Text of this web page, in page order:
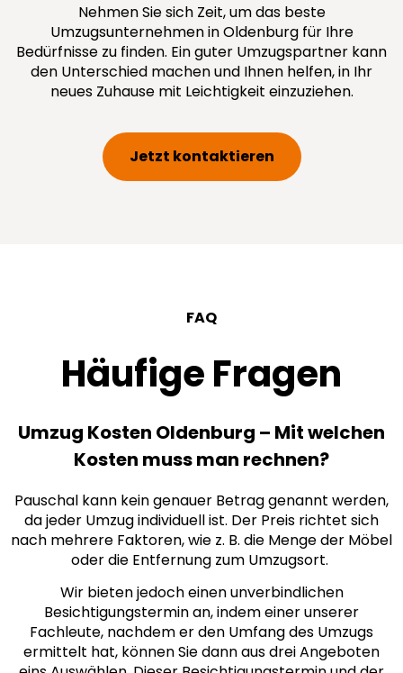
Nehmen Sie sich Zeit, um das beste
Umzugsunternehmen in Oldenburg für Ihre
Bedürfnisse zu finden. Ein guter Umzugspartner kann
den Unterschied machen und Ihnen helfen, in Ihr
neues Zuhause mit Leichtigkeit einzuziehen.
Jetzt kontaktieren
FAQ
Häufige Fragen
Umzug Kosten Oldenburg – Mit welchen
Kosten muss man rechnen?
Pauschal kann kein genauer Betrag genannt werden,
da jeder Umzug individuell ist. Der Preis richtet sich
nach mehrere Faktoren, wie z. B. die Menge der Möbel
oder die Entfernung zum Umzugsort.
Wir bieten jedoch einen unverbindlichen
Besichtigungstermin an, indem einer unserer
Fachleute, nachdem er den Umfang des Umzugs
ermittelt hat, können Sie dann aus dreiAngeboten